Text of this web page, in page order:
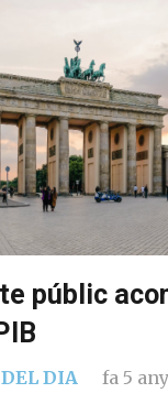
públic
DIA fa 5